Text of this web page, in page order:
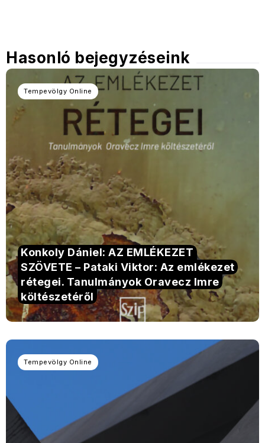
Hasonló bejegyzéseink
Tempevölgy Online
Konkoly Dániel: AZ EMLÉKEZET
SZÖVETE – Pataki Viktor: Az emlékezet
rétegei. Tanulmányok Oravecz Imre
költészetéről
Tempevölgy Online